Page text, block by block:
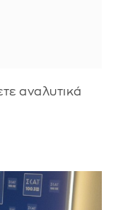
αναλυτικά